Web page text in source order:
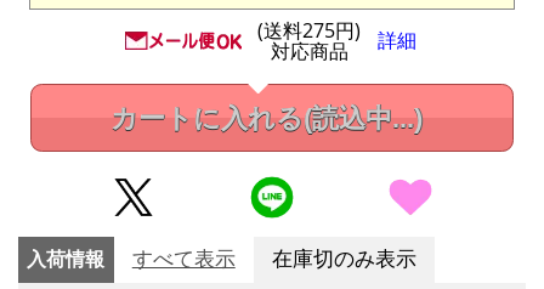
(送料275円)
対応商品 詳細
カートに入れる(読込中...)
入荷情報 すべて表示 在庫切のみ表示